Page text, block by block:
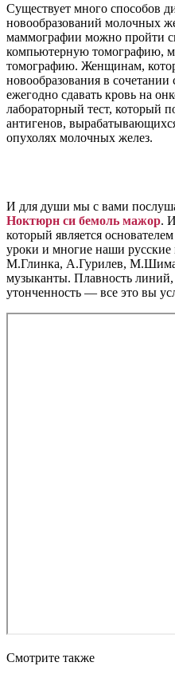
Существует много способов
новообразований молочных
маммографии можно пройти
компьютерную томографию,
томографию. Женщинам,
новообразования в
ежегодно сдавать кровь на
лабораторный тест, который
антигенов,
опухолях молочных желез.
И для души мы с вами
Ноктюрн си бемоль мажор.
который является
уроки и многие наши русские
М.Глинка, А.Гурилев,
музыканты. Плавность линий,
утонченность — все это вы
Смотрите также